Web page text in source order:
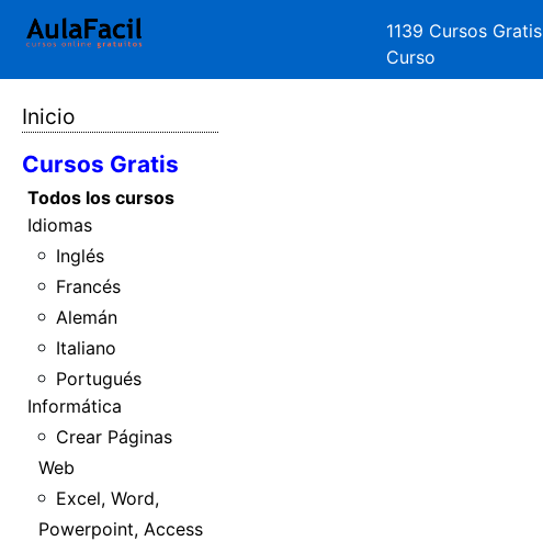
1139 Cursos Gratis
Curso
Inicio
Cursos Gratis
Todos los cursos
Idiomas
Inglés
Francés
Alemán
Italiano
Portugués
Informática
Crear Páginas
Web
Excel, Word,
Powerpoint, Access